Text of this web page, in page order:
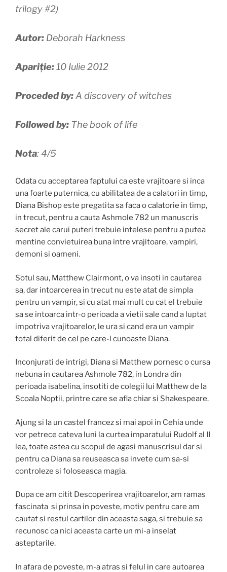
trilogy #2)
Autor: Deborah Harkness
Apariție:10 Iulie 2012
Proceded by:A discovery of witches
Followed by: The book of life
Nota: 4/5
Odata cu acceptarea faptului ca este vrajitoare si inca
una foarte puternica, cu abilitatea de a calatori in timp,
Diana Bishop este pregatita sa faca o calatorie in timp,
in trecut, pentru a cauta Ashmole 782 un manuscris
secret ale carui puteri trebuie intelese pentru a putea
mentine convietuirea buna intre vrajitoare, vampiri,
demoni si oameni.
Sotul sau, Matthew Clairmont, o va insoti in cautarea
sa, dar intoarcerea in trecut nu este atat de simpla
pentru un vampir, si cu atat mai mult cu cat el trebuie
sa se intoarca intr-o perioada a vietii sale cand a luptat
impotriva vrajitoarelor, le ura si cand era un vampir
total diferit de cel pe care-l cunoaste Diana.
Inconjurati de intrigi, Diana si Matthew pornesc o cursa
nebuna in cautarea Ashmole 782, in Londra din
perioada isabelina, insotiti de colegii lui Matthew de la
Scoala Noptii, printre care se afla chiar si Shakespeare.
Ajung si la un castel francez si mai apoi in Cehia unde
vor petrece cateva luni la curtea imparatului Rudolf al II
lea, toate astea cu scopul de agasi manuscrisul dar si
pentru ca Diana sa reuseasca sa invete cum sa-si
controleze si foloseasca magia.
Dupa ce am citit Descoperirea vrajitoarelor, am ramas
fascinata si prinsa in poveste, motiv pentru care am
cautat si restul cartilor din aceasta saga, si trebuie sa
recunosc ca nici aceasta carte un mi-a inselat
asteptarile.
In afara de poveste, m-a atras si felul in care autoarea